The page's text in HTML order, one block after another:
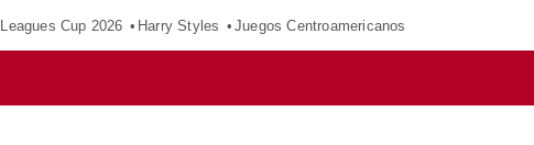
Leagues Cup 2026 Harry Styles Juegos Centroamericanos